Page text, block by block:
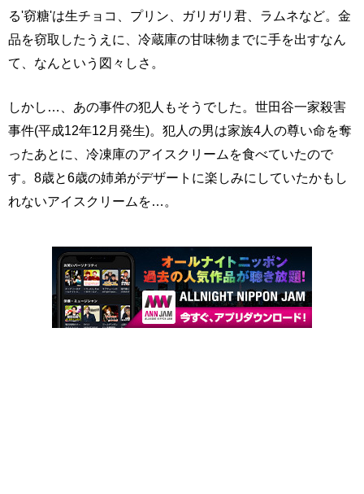
る'窃糖'は生チョコ、プリン、ガリガリ君、ラムネなど。金
品を窃取したうえに、冷蔵庫の甘味物までに手を出すなん
て、なんという図々しさ。
しかし…、あの事件の犯人もそうでした。世田谷一家殺害
事件(平成12年12月発生)。犯人の男は家族4人の尊い命を奪
ったあとに、冷凍庫のアイスクリームを食べていたので
す。8歳と6歳の姉弟がデザートに楽しみにしていたかもし
れないアイスクリームを…。